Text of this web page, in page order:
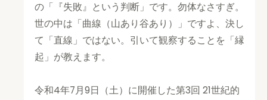
の「『失敗』という判断」です。勿体なさすぎ。
世の中は「曲線（山あり谷あり）」ですよ、決し
て「直線」ではない。引いて観察することを「縁
起」が教えます。
令和4年7月9日（土）に開催した第3回 21世紀的